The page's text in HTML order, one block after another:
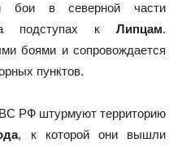
бои в северной части
к Липцам.
боями и сопровождается
пунктов.
РФ штурмуют территорию
, к которой они вышли